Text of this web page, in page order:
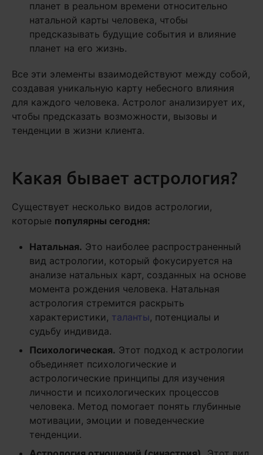
планет в реальном времени относительно
натальной карты человека, чтобы
предсказывать будущие события и влияние
планет на его жизнь.
Все эти элементы взаимодействуют между собой,
создавая уникальную карту небесного влияния
для каждого человека. Астролог анализирует их,
чтобы предсказать возможности, вызовы и
тенденции в жизни клиента.
Какая бывает астрология?
Существует несколько видов астрологии,
которые популярны сегодня:
Натальная. Это наиболее распространенный
вид астрологии, который фокусируется на
анализе натальных карт, созданных на основе
момента рождения человека. Натальная
астрология стремится раскрыть
характеристики, таланты, потенциалы и
судьбу индивида.
Психологическая. Этот подход к астрологии
объединяет психологические и
астрологические принципы для изучения
личности и психологических процессов
человека. Метод помогает понять глубинные
мотивации, эмоции и поведенческие
тенденции.